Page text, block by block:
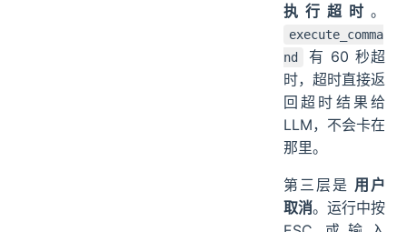
执行超时 。
execute_comma
nd
有 60 秒超
时，超时直接返
回超时结果给
LLM，不会卡在
那里。
第三层是 用户
取消。运行中按